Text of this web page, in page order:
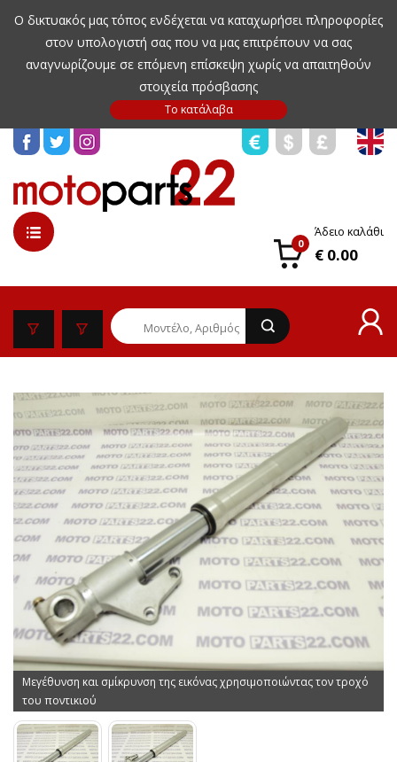
Ο δικτυακός μας τόπος ενδέχεται να καταχωρήσει πληροφορίες
στον υπολογιστή σας που να μας επιτρέπουν να σας
αναγνωρίζουμε σε επόμενη επίσκεψη χωρίς να απαιτηθούν
στοιχεία πρόσβασης
0
Άδειο καλάθι
€ 0.00
Μεγέθυνση και σμίκρυνση της εικόνας χρησιμοποιώντας τον τροχό
του ποντικιού